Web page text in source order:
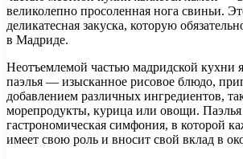
великолепно просоленная нога свиньи.
деликатесная закуска, которую
в Мадриде.
Неотъемлемой частью мадридской кухни
паэлья — изысканное рисовое блюдо,
добавлением различных ингредиентов,
морепродукты, курица или овощи.
гастрономическая симфония, в которой
имеет свою роль и вносит свой вклад в